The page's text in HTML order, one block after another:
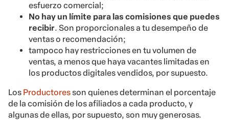
esfuerzo comercial;
No hay un límite para las comisiones que puedes
recibir. Son proporcionales a tu desempeño de
ventas o recomendación;
tampoco hay restricciones en tu volumen de
ventas, a menos que haya vacantes limitadas en
los productos digitales vendidos, por supuesto.
Los Productoresson quienes determinan el porcentaje
de la comisión de los afiliados a cada producto, y
algunas de ellas, por supuesto, son muy generosas.